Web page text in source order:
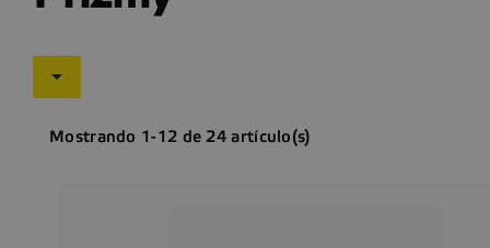

Mostrando 1-12 de 24 artículo(s)